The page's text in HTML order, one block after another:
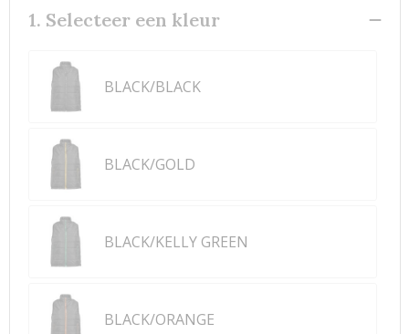
1. Selecteer een kleur
BLACK/BLACK
BLACK/GOLD
BLACK/KELLY GREEN
BLACK/ORANGE